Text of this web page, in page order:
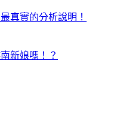
真實的分析說明！
新娘嗎！？